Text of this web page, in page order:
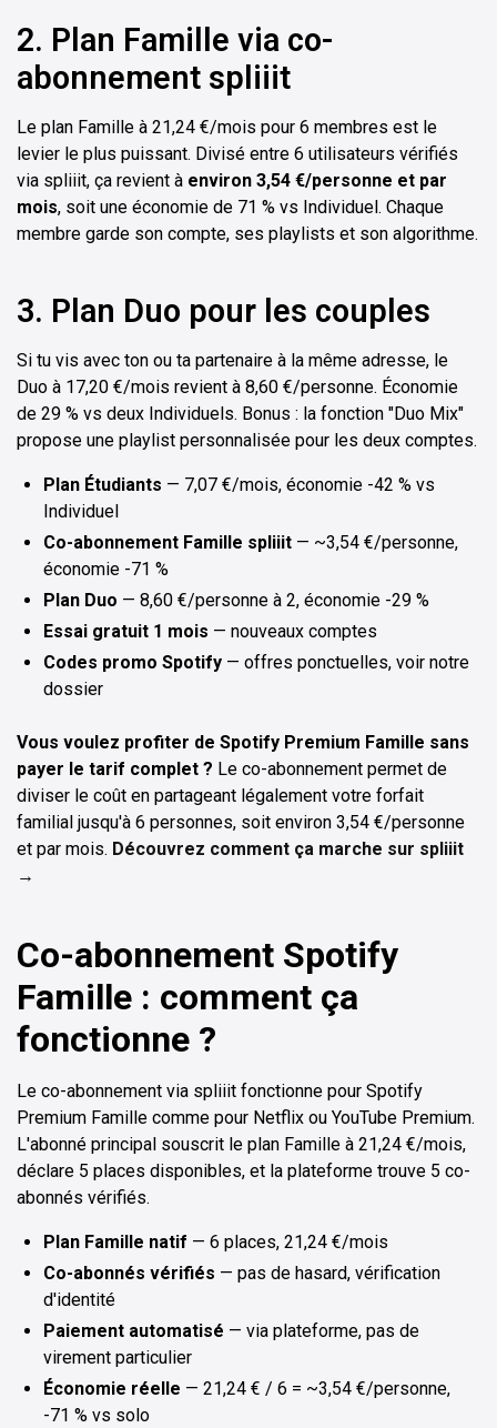
2. Plan Famille via co-
abonnement spliiit
Le plan Famille à 21,24 €/mois pour 6 membres est le
levier le plus puissant. Divisé entre 6 utilisateurs vérifiés
via spliiit, ça revient à environ 3,54 €/personne et par
mois, soit une économie de 71 % vs Individuel. Chaque
membre garde son compte, ses playlists et son algorithme.
3. Plan Duo pour les couples
Si tu vis avec ton ou ta partenaire à la même adresse, le
Duo à 17,20 €/mois revient à 8,60 €/personne. Économie
de 29 % vs deux Individuels. Bonus : la fonction "Duo Mix"
propose une playlist personnalisée pour les deux comptes.
Plan Étudiants — 7,07 €/mois, économie -42 % vs
Individuel
Co-abonnement Famille spliiit — ~3,54 €/personne,
économie -71 %
Plan Duo — 8,60 €/personne à 2, économie -29 %
Essai gratuit 1 mois — nouveaux comptes
Codes promo Spotify — offres ponctuelles, voir notre
dossier
Vous voulez profiter de Spotify Premium Famille sans
payer le tarif complet ? Le co-abonnement permet de
diviser le coût en partageant légalement votre forfait
familial jusqu'à 6 personnes, soit environ 3,54 €/personne
et par mois. Découvrez comment ça marche sur spliiit
→
Co-abonnement Spotify
Famille : comment ça
fonctionne ?
Le co-abonnement via spliiit fonctionne pour Spotify
Premium Famille comme pour Netflix ou YouTube Premium.
L'abonné principal souscrit le plan Famille à 21,24 €/mois,
déclare 5 places disponibles, et la plateforme trouve 5 co-
abonnés vérifiés.
Plan Famille natif — 6 places, 21,24 €/mois
Co-abonnés vérifiés — pas de hasard, vérification
d'identité
Paiement automatisé — via plateforme, pas de
virement particulier
Économie réelle — 21,24 € / 6 = ~3,54 €/personne,
-71 % vs solo